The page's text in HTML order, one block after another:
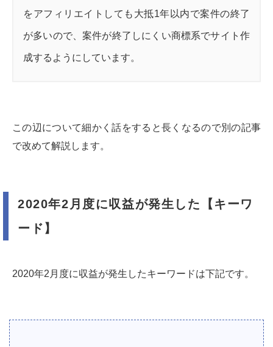
をアフィリエイトしても大抵1年以内で案件の終了
が多いので、案件が終了しにくい商標系でサイト作
成するようにしています。
この辺について細かく話をすると長くなるので別の記事
で改めて解説します。
2020年2月度に収益が発生した【キーワ
ード】
2020年2月度に収益が発生したキーワードは下記です。